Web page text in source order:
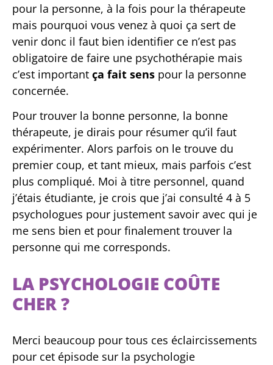
pour la personne, à la fois pour la thérapeute
mais pourquoi vous venez à quoi ça sert de
venir donc il faut bien identifier ce n’est pas
obligatoire de faire une psychothérapie mais
c’est important ça fait sens pour la personne
concernée.
Pour trouver la bonne personne, la bonne
thérapeute, je dirais pour résumer qu’il faut
expérimenter. Alors parfois on le trouve du
premier coup, et tant mieux, mais parfois c’est
plus compliqué. Moi à titre personnel, quand
j’étais étudiante, je crois que j’ai consulté 4 à 5
psychologues pour justement savoir avec qui je
me sens bien et pour finalement trouver la
personne qui me corresponds.
LA PSYCHOLOGIE COÛTE
CHER ?
Merci beaucoup pour tous ces éclaircissements
pour cet épisode sur la psychologie